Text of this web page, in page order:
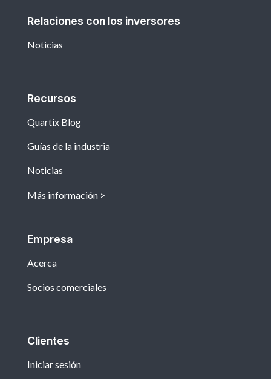
Relaciones con los inversores
Noticias
Recursos
Quartix Blog
Guías de la industria
Noticias
Más información
Empresa
Acerca
Socios comerciales
Clientes
Iniciar sesión